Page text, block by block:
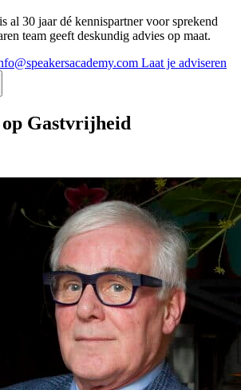
al 30 jaar dé kennispartner voor sprekend
team geeft deskundig advies op maat.
Laat je adviseren
op Gastvrijheid